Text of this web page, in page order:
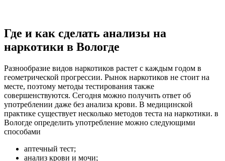
Где и как сделать анализы на
наркотики в Вологде
Разнообразие видов наркотиков растет с каждым годом в
геометрической прогрессии. Рынок наркотиков не стоит на
месте, поэтому методы тестирования также
совершенствуются. Сегодня можно получить ответ об
употреблении даже без анализа крови. В медицинской
практике существует несколько методов теста на наркотики. в
Вологде определить употребление можно следующими
способами
аптечный тест;
анализ крови и мочи;